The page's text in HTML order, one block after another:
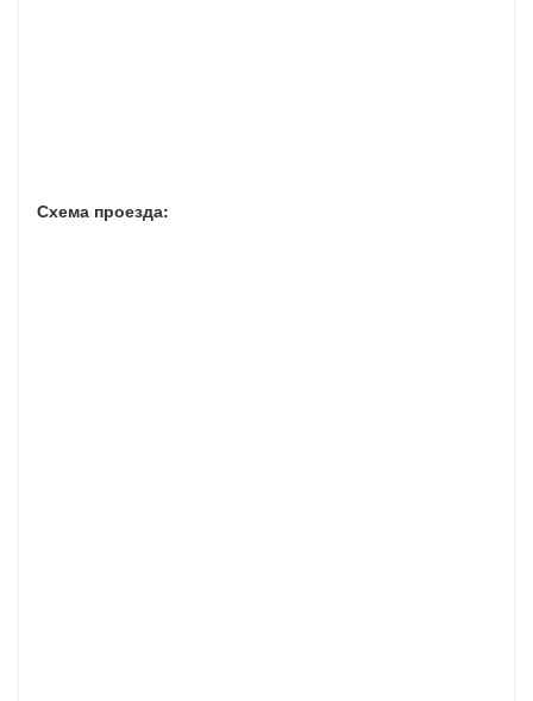
Схема проезда: